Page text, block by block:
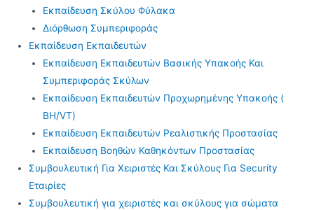
Εκπαίδευση Σκύλου Φύλακα
Διόρθωση Συμπεριφοράς
Εκπαίδευση Εκπαιδευτών
Εκπαίδευση Εκπαιδευτών Βασικής Υπακοής Και
Συμπεριφοράς Σκύλων
Εκπαίδευση Εκπαιδευτών Προχωρημένης Υπακοής (
BH/VT)
Εκπαίδευση Εκπαιδευτών Ρεαλιστικής Προστασίας
Εκπαίδευση Βοηθών Καθηκόντων Προστασίας
Συμβουλευτική Για Χειριστές Και Σκύλους Για Security
Εταιρίες
Συμβουλευτική για χειριστές και σκύλους για σώματα